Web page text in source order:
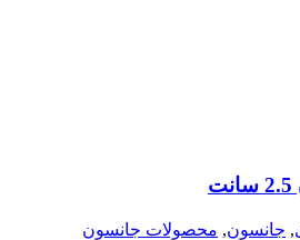
, جانسون, محصولات جانسون